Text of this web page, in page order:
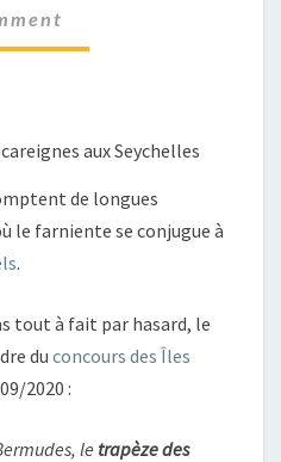
DES
aux Seychelles
de longues
le farniente se conjugue à
.
tout à fait par hasard, le
du concours des Îles
2020 :
le trapèze des